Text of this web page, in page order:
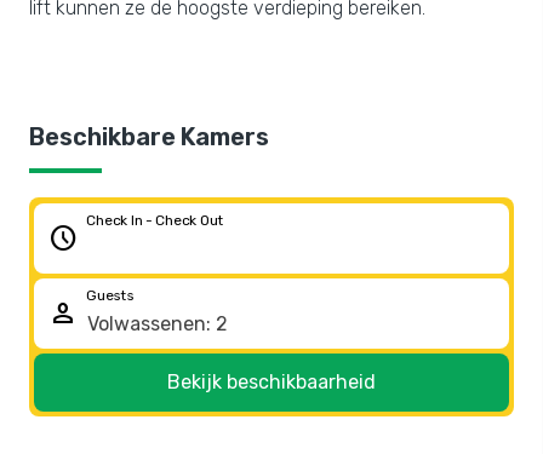
lift kunnen ze de hoogste verdieping bereiken.
Beschikbare Kamers
schedule
Check In - Check Out
person
Guests
Bekijk beschikbaarheid